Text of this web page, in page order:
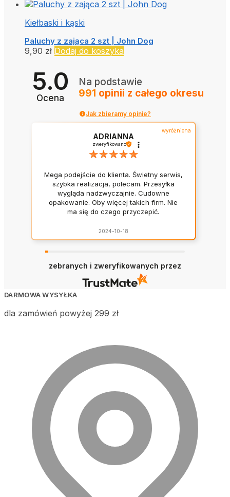
Kiełbaski i kąski
Paluchy z zająca 2 szt | John Dog
9,90 zł Dodaj do koszyka
5.0
Ocena
Na podstawie
991 opinii z całego okresu
Jak zbieramy opinie?
wyróżniona
ADRIANNA
zweryfikowano
Mega podejście do klienta. Świetny serwis,
szybka realizacja, polecam. Przesyłka
wygląda nadzwyczajnie. Cudowne
opakowanie. Oby więcej takich firm. Nie
ma się do czego przyczepić.
2024-10-18
zebranych i zweryfikowanych przez
DARMOWA WYSYŁKA
dla zamówień powyżej 299 zł